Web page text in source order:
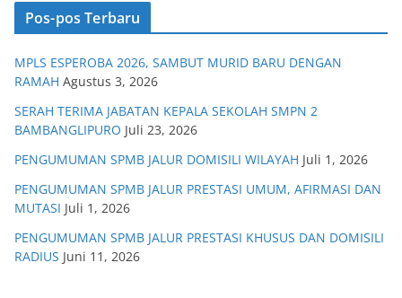
Pos-pos Terbaru
MPLS ESPEROBA 2026, SAMBUT MURID BARU DENGAN
RAMAH Agustus 3, 2026
SERAH TERIMA JABATAN KEPALA SEKOLAH SMPN 2
BAMBANGLIPURO Juli 23, 2026
PENGUMUMAN SPMB JALUR DOMISILI WILAYAH Juli 1, 2026
PENGUMUMAN SPMB JALUR PRESTASI UMUM, AFIRMASI DAN
MUTASI Juli 1, 2026
PENGUMUMAN SPMB JALUR PRESTASI KHUSUS DAN DOMISILI
RADIUS Juni 11, 2026